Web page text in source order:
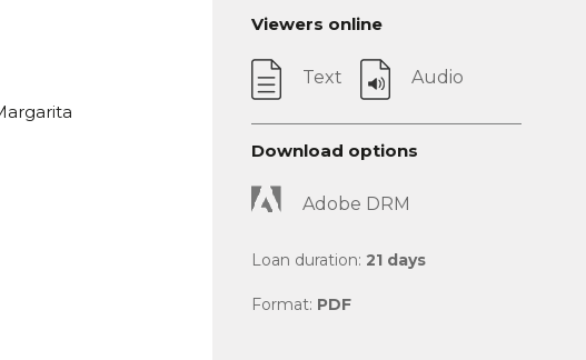
Viewers online
Text Audio
Download options
Adobe DRM
Loan duration: 21 days
Format: PDF